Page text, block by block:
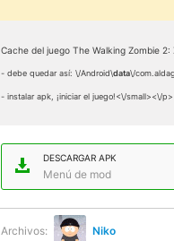
Cache del juego The Walking Zombie
- debe quedar así: \/Android\data\/
- instalar apk, ¡iniciar el juego!<\/small><\/p>
DESCARGAR APK
Menú de mod
Archivos: Niko